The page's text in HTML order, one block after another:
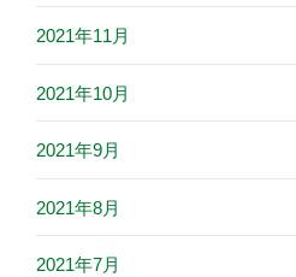
2021年11月
2021年10月
2021年9月
2021年8月
2021年7月